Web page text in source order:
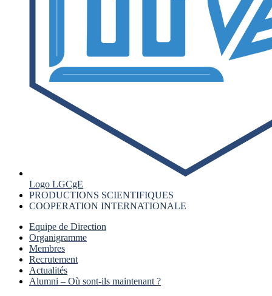
Logo LGCgE
PRODUCTIONS SCIENTIFIQUES
COOPERATION INTERNATIONALE
Equipe de Direction
Organigramme
Membres
Recrutement
Actualités
Alumni – Où sont-ils maintenant ?